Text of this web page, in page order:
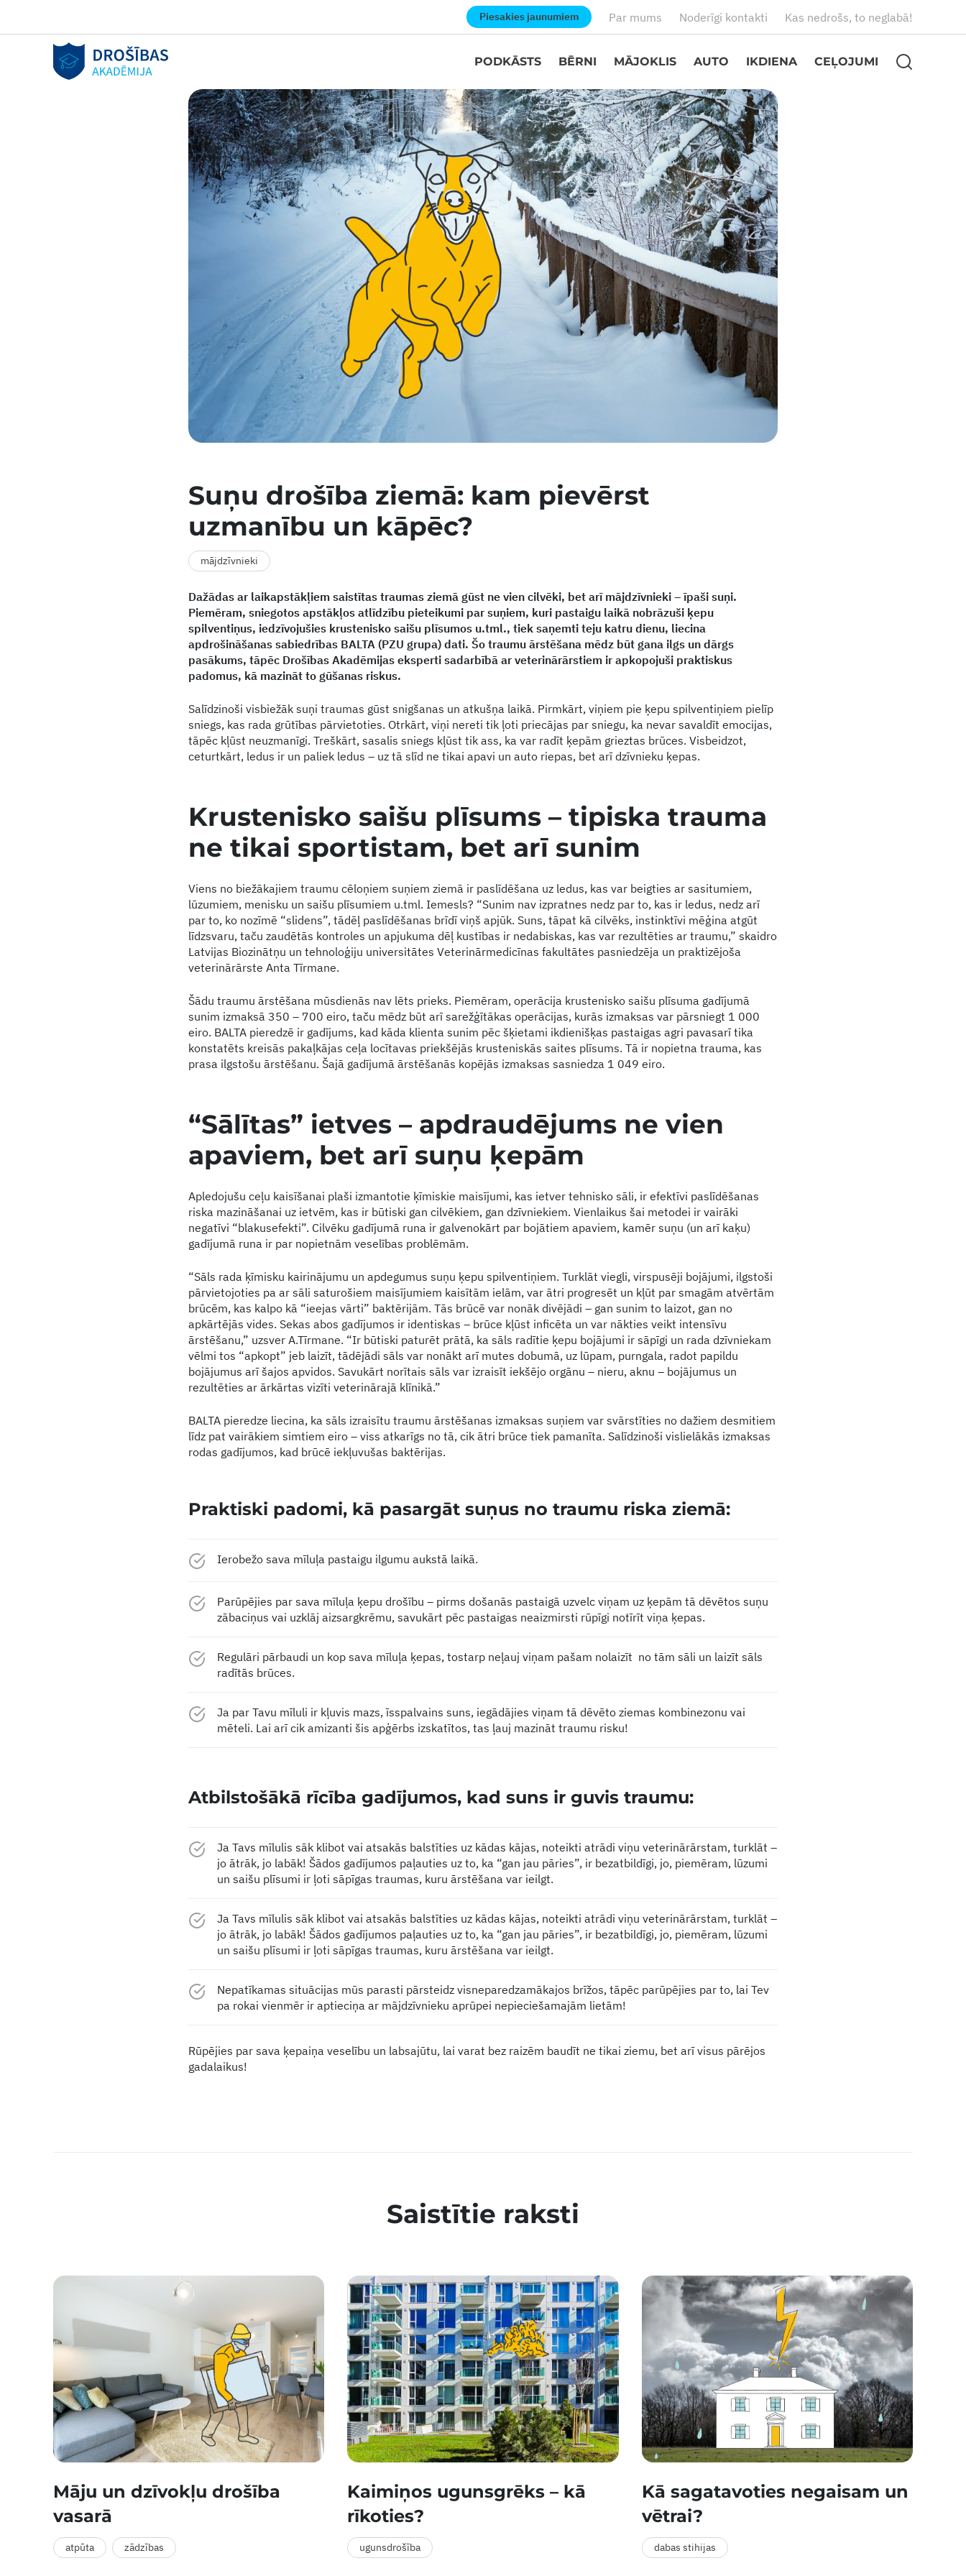
Piesakies jaunumiem Par mums Noderīgi kontakti Kas nedrošs, to neglabā!
PODKĀSTS BĒRNI MĀJOKLIS AUTO IKDIENA CEĻOJUMI
Suņu drošība ziemā: kam pievērst
uzmanību un kāpēc?
mājdzīvnieki
Dažādas ar laikapstākļiem saistītas traumas ziemā gūst ne vien cilvēki, bet arī mājdzīvnieki – īpaši suņi.
Piemēram, sniegotos apstākļos atlīdzību pieteikumi par suņiem, kuri pastaigu laikā nobrāzuši ķepu
spilventiņus, iedzīvojušies krustenisko saišu plīsumos u.tml., tiek saņemti teju katru dienu, liecina
apdrošināšanas sabiedrības BALTA (PZU grupa) dati. Šo traumu ārstēšana mēdz būt gana ilgs un dārgs
pasākums, tāpēc Drošības Akadēmijas eksperti sadarbībā ar veterinārārstiem ir apkopojuši praktiskus
padomus, kā mazināt to gūšanas riskus.
Salīdzinoši visbiežāk suņi traumas gūst snigšanas un atkušņa laikā. Pirmkārt, viņiem pie ķepu spilventiņiem pielīp
sniegs, kas rada grūtības pārvietoties. Otrkārt, viņi nereti tik ļoti priecājas par sniegu, ka nevar savaldīt emocijas,
tāpēc kļūst neuzmanīgi. Treškārt, sasalis sniegs kļūst tik ass, ka var radīt ķepām grieztas brūces. Visbeidzot,
ceturtkārt, ledus ir un paliek ledus – uz tā slīd ne tikai apavi un auto riepas, bet arī dzīvnieku ķepas.
Krustenisko saišu plīsums – tipiska trauma
ne tikai sportistam, bet arī sunim
Viens no biežākajiem traumu cēloņiem suņiem ziemā ir paslīdēšana uz ledus, kas var beigties ar sasitumiem,
lūzumiem, menisku un saišu plīsumiem u.tml. Iemesls? “Sunim nav izpratnes nedz par to, kas ir ledus, nedz arī
par to, ko nozīmē “slidens”, tādēļ paslīdēšanas brīdī viņš apjūk. Suns, tāpat kā cilvēks, instinktīvi mēģina atgūt
līdzsvaru, taču zaudētās kontroles un apjukuma dēļ kustības ir nedabiskas, kas var rezultēties ar traumu,” skaidro
Latvijas Biozinātņu un tehnoloģiju universitātes Veterinārmedicīnas fakultātes pasniedzēja un praktizējoša
veterinārārste Anta Tīrmane.
Šādu traumu ārstēšana mūsdienās nav lēts prieks. Piemēram, operācija krustenisko saišu plīsuma gadījumā
sunim izmaksā 350 – 700 eiro, taču mēdz būt arī sarežģītākas operācijas, kurās izmaksas var pārsniegt 1 000
eiro. BALTA pieredzē ir gadījums, kad kāda klienta sunim pēc šķietami ikdienišķas pastaigas agri pavasarī tika
konstatēts kreisās pakaļkājas ceļa locītavas priekšējās krusteniskās saites plīsums. Tā ir nopietna trauma, kas
prasa ilgstošu ārstēšanu. Šajā gadījumā ārstēšanās kopējās izmaksas sasniedza 1 049 eiro.
“Sālītas” ietves – apdraudējums ne vien
apaviem, bet arī suņu ķepām
Apledojušu ceļu kaisīšanai plaši izmantotie ķīmiskie maisījumi, kas ietver tehnisko sāli, ir efektīvi paslīdēšanas
riska mazināšanai uz ietvēm, kas ir būtiski gan cilvēkiem, gan dzīvniekiem. Vienlaikus šai metodei ir vairāki
negatīvi “blakusefekti”. Cilvēku gadījumā runa ir galvenokārt par bojātiem apaviem, kamēr suņu (un arī kaķu)
gadījumā runa ir par nopietnām veselības problēmām.
“Sāls rada ķīmisku kairinājumu un apdegumus suņu ķepu spilventiņiem. Turklāt viegli, virspusēji bojājumi, ilgstoši
pārvietojoties pa ar sāli saturošiem maisījumiem kaisītām ielām, var ātri progresēt un kļūt par smagām atvērtām
brūcēm, kas kalpo kā “ieejas vārti” baktērijām. Tās brūcē var nonāk divējādi – gan sunim to laizot, gan no
apkārtējās vides. Sekas abos gadījumos ir identiskas – brūce kļūst inficēta un var nākties veikt intensīvu
ārstēšanu,” uzsver A.Tīrmane. “Ir būtiski paturēt prātā, ka sāls radītie ķepu bojājumi ir sāpīgi un rada dzīvniekam
vēlmi tos “apkopt” jeb laizīt, tādējādi sāls var nonākt arī mutes dobumā, uz lūpam, purngala, radot papildu
bojājumus arī šajos apvidos. Savukārt norītais sāls var izraisīt iekšējo orgānu – nieru, aknu – bojājumus un
rezultēties ar ārkārtas vizīti veterinārajā klīnikā.”
BALTA pieredze liecina, ka sāls izraisītu traumu ārstēšanas izmaksas suņiem var svārstīties no dažiem desmitiem
līdz pat vairākiem simtiem eiro – viss atkarīgs no tā, cik ātri brūce tiek pamanīta. Salīdzinoši vislielākās izmaksas
rodas gadījumos, kad brūcē iekļuvušas baktērijas.
Praktiski padomi, kā pasargāt suņus no traumu riska ziemā:
Ierobežo sava mīluļa pastaigu ilgumu aukstā laikā.
Parūpējies par sava mīluļa ķepu drošību – pirms došanās pastaigā uzvelc viņam uz ķepām tā dēvētos suņu
zābaciņus vai uzklāj aizsargkrēmu, savukārt pēc pastaigas neaizmirsti rūpīgi notīrīt viņa ķepas.
Regulāri pārbaudi un kop sava mīluļa ķepas, tostarp neļauj viņam pašam nolaizīt no tām sāli un laizīt sāls
radītās brūces.
Ja par Tavu mīluli ir kļuvis mazs, īsspalvains suns, iegādājies viņam tā dēvēto ziemas kombinezonu vai
mēteli. Lai arī cik amizanti šis apģērbs izskatītos, tas ļauj mazināt traumu risku!
Atbilstošākā rīcība gadījumos, kad suns ir guvis traumu:
Ja Tavs mīlulis sāk klibot vai atsakās balstīties uz kādas kājas, noteikti atrādi viņu veterinārārstam, turklāt –
jo ātrāk, jo labāk! Šādos gadījumos paļauties uz to, ka “gan jau pāries”, ir bezatbildīgi, jo, piemēram, lūzumi
un saišu plīsumi ir ļoti sāpīgas traumas, kuru ārstēšana var ieilgt.
Ja Tavs mīlulis sāk klibot vai atsakās balstīties uz kādas kājas, noteikti atrādi viņu veterinārārstam, turklāt –
jo ātrāk, jo labāk! Šādos gadījumos paļauties uz to, ka “gan jau pāries”, ir bezatbildīgi, jo, piemēram, lūzumi
un saišu plīsumi ir ļoti sāpīgas traumas, kuru ārstēšana var ieilgt.
Nepatīkamas situācijas mūs parasti pārsteidz visneparedzamākajos brīžos, tāpēc parūpējies par to, lai Tev
pa rokai vienmēr ir aptieciņa ar mājdzīvnieku aprūpei nepieciešamajām lietām!
Rūpējies par sava ķepaiņa veselību un labsajūtu, lai varat bez raizēm baudīt ne tikai ziemu, bet arī visus pārējos
gadalaikus!
Saistītie raksti
Māju un dzīvokļu drošība
vasarā
atpūta zādzības
Kaimiņos ugunsgrēks – kā
rīkoties?
ugunsdrošība
Kā sagatavoties negaisam un
vētrai?
dabas stihijas